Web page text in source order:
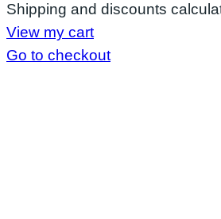
Shipping and discounts
View my cart
Go to checkout